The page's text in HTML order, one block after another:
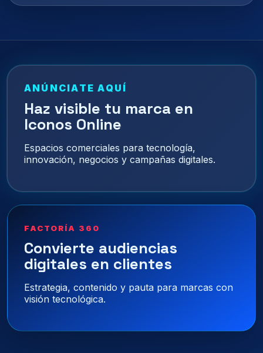
ANÚNCIATE AQUÍ
Haz visible tu marca en
Iconos Online
Espacios comerciales para tecnología,
innovación, negocios y campañas digitales.
FACTORÍA 360
Convierte audiencias
digitales en clientes
Estrategia, contenido y pauta para marcas con
visión tecnológica.